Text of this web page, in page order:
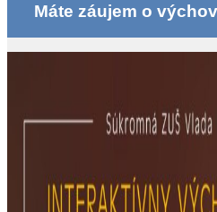
Máte záujem o